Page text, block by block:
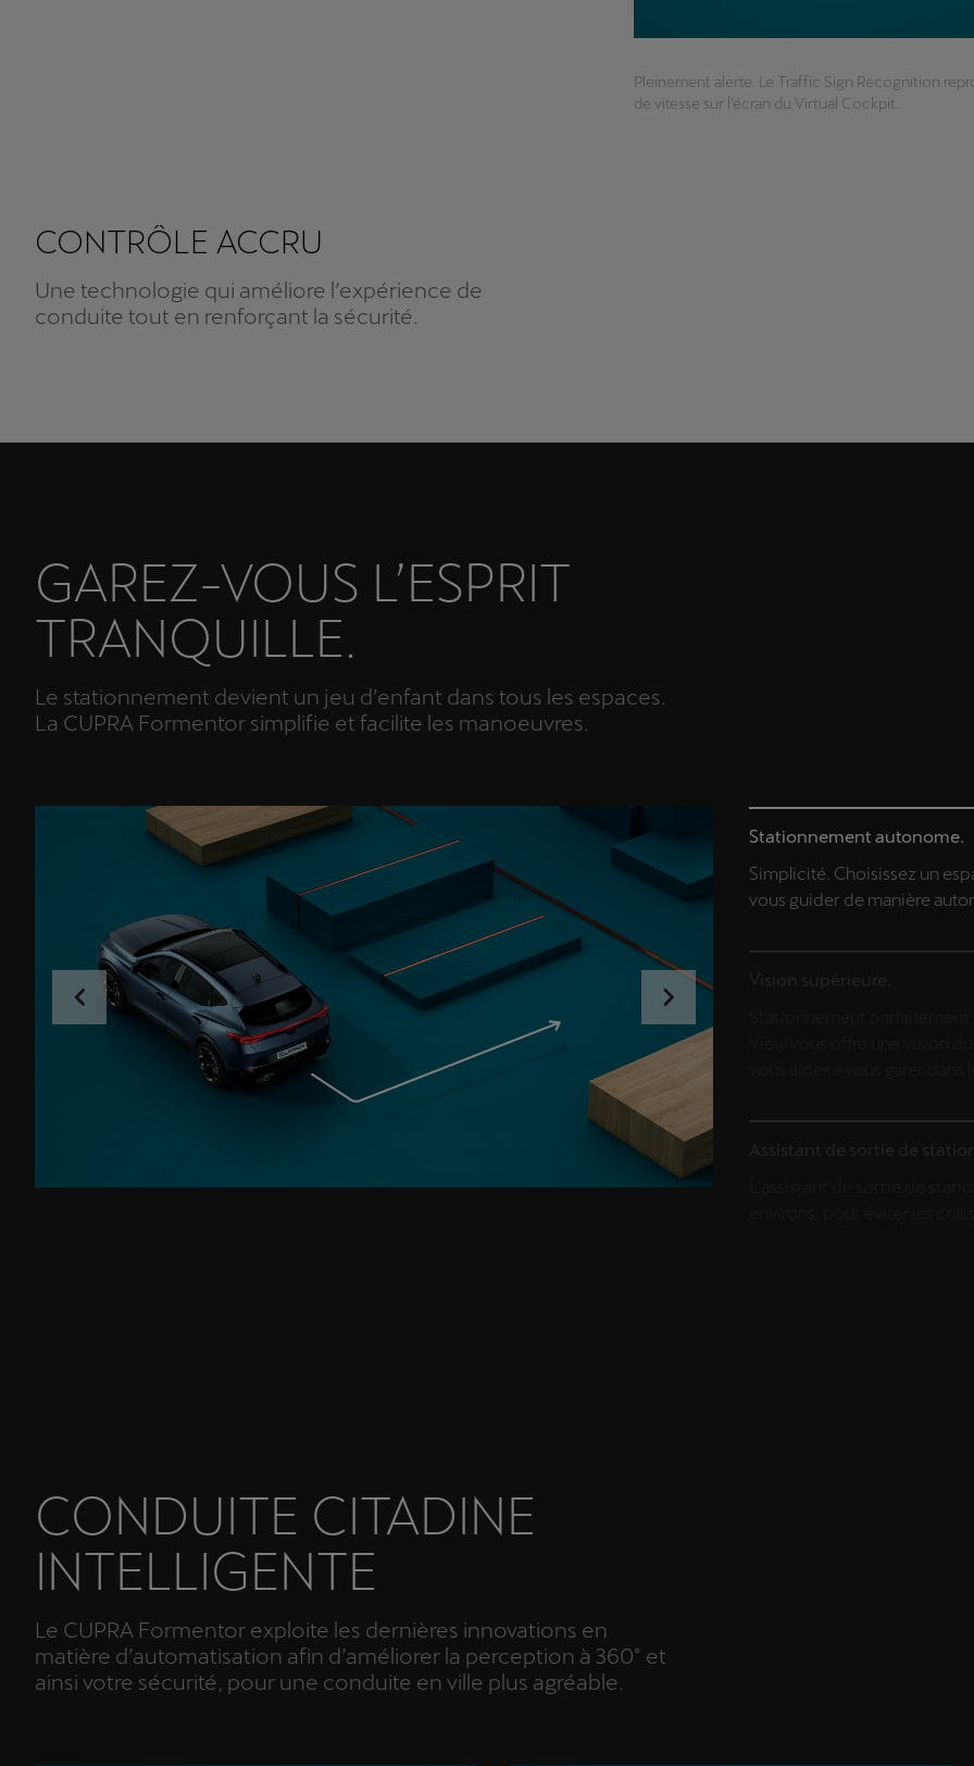
Pleinement alerte. Le Traffic Sign Recognition
de vitesse sur l'écran du Virtual Cockpit.
CONTRÔLE ACCRU
Une technologie qui améliore l’expérience de
conduite tout en renforçant la sécurité.
GAREZ-VOUS L’ESPRIT
TRANQUILLE.
Le stationnement devient un jeu d’enfant dans tous les espaces.
La CUPRA Formentor simplifie et facilite les manoeuvres.
Stationnement autonome.
Simplicité. Choisissez un
vous guider de manière
CONDUITE CITADINE
INTELLIGENTE
Le CUPRA Formentor exploite les dernières innovations en
matière d’automatisation afin d’améliorer la perception à 360° et
ainsi votre sécurité, pour une conduite en ville plus agréable.